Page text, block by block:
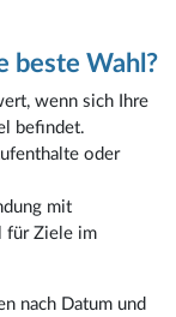
beste Wahl?
wenn sich Ihre
befindet.
oder
mit
für Ziele im
nach Datum und